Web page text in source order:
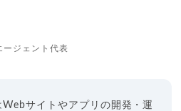
ージェント代表
サイトやアプリの開発・運